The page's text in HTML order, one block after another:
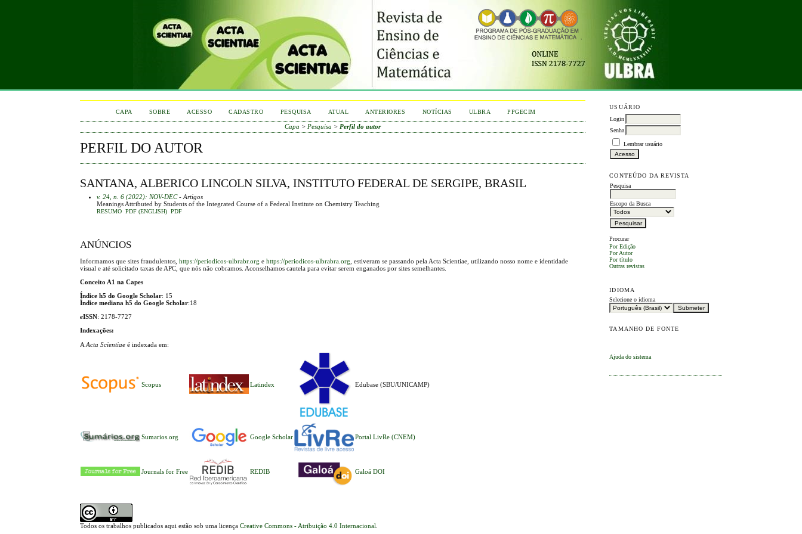
USUÁRIO
Login
Senha
Lembrar usuário
CONTEÚDO DA REVISTA
Pesquisa
Escopo da Busca
Procurar
Por Edição
Por Autor
Por título
Outras revistas
IDIOMA
Selecione o idioma
TAMANHO DE FONTE
Ajuda do sistema
CAPA SOBRE ACESSO CADASTRO PESQUISA ATUAL ANTERIORES NOTÍCIAS ULBRA PPGECIM
Capa > Pesquisa > Perfil do autor
PERFIL DO AUTOR
SANTANA, ALBERICO LINCOLN SILVA, INSTITUTO FEDERAL DE SERGIPE, BRASIL
v. 24, n. 6 (2022): NOV-DEC- Artigos
Meanings Attributed by Students of the Integrated Course of a Federal Institute on Chemistry Teaching
RESUMO PDF (ENGLISH) PDF
ANÚNCIOS
Informamos que sites fraudulentos,https://periodicos-ulbrabr.org ehttps://periodicos-ulbrabra.org , estiveram se passando pela Acta Scientiae, utilizando nosso nome e identidade
visual e até solicitado taxas de APC, que nós não cobramos. Aconselhamos cautela para evitar serem enganados por sites semelhantes.
Conceito A1 na Capes
Índice h5 do Google Scholar: 15
Índice mediana h5 do Google Scholar:18
eISSN: 2178-7727
Indexações:
AActa Scientiaeé indexada em:
Scopus Latindex Edubase (SBU/UNICAMP)
Sumarios.org Google Scholar Portal LivRe (CNEM)
Journals for Free REDIB Galoá DOI
Todos os trabalhos publicados aqui estão sob uma licençaCreative Commons - Atribuição 4.0 Internacional